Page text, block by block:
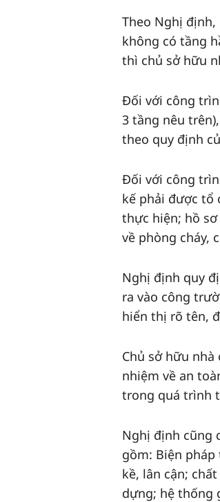
Theo Nghị
không có tầng
thì chủ sở hữu
Đối với công
3 tầng nêu
theo quy định
Đối với công
kế phải được tổ
thực hiện; hồ
về phòng cháy,
Nghị định quy
ra vào công
hiển thị rõ tên,
Chủ sở hữu
nhiệm về an
trong quá trình
Nghị định cũng
gồm: Biện
kề, lân cận;
dựng; hệ thống